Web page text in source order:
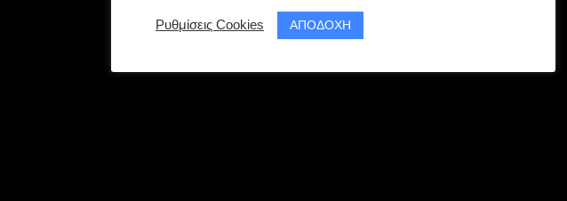
Ρυθμίσεις Cookies ΑΠΟΔΟΧΗ